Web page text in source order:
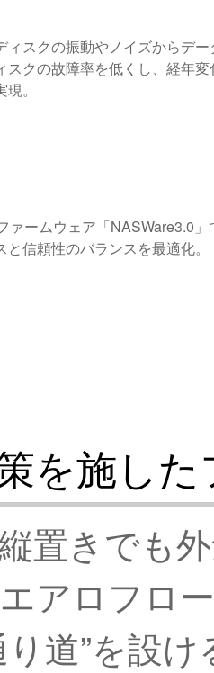
ィスクの振動やノイズからデ
スクの故障率を低くし、経年
。
ァームウェア「NASWare3.0
と信頼性のバランスを最適化。
を施し
置きでも
アロフロ
り道”を設